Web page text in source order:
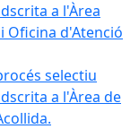
a l'Àrea
Oficina d'Atenció
selectiu
a l'Àrea de